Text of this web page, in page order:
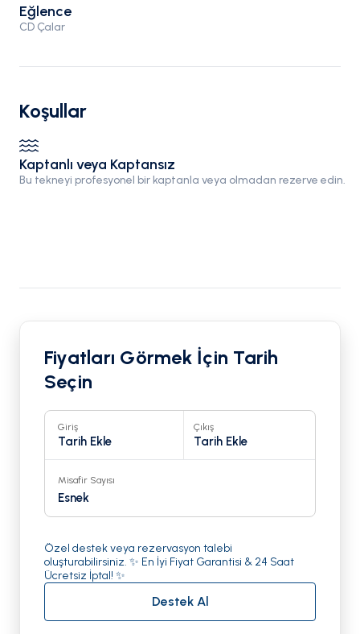
Eğlence
CD Çalar
Koşullar
Kaptanlı veya Kaptansız
Bu tekneyi profesyonel bir kaptanla veya olmadan rezerve edin.
Fiyatları Görmek İçin Tarih
Seçin
Giriş
Tarih Ekle
Çıkış
Tarih Ekle
Misafir Sayısı
Esnek
Özel destek veya rezervasyon talebi
oluşturabilirsiniz. ✨ En İyi Fiyat Garantisi & 24 Saat
Ücretsiz İptal! ✨
Destek Al